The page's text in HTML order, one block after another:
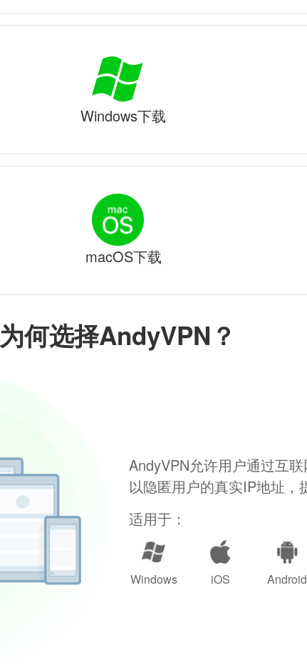
为何选择AndyVPN？
AndyVPN允许用户通过互
以隐匿用户的真实IP地址，
适用于：
Windows iOS Android
Windows下载
macOS下载